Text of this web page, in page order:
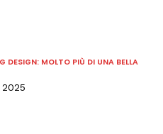
DESIGN: MOLTO PIÙ DI UNA BELLA